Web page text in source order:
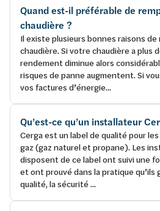
Quand est-il préférable de
chaudière ?
Il existe plusieurs bonnes raisons
chaudière. Si votre chaudière a plus
rendement diminue alors
risques de panne augmentent. Si
vos factures d’énergie...
Qu’est-ce qu’un installateur
Cerga est un label de qualité pour
gaz (gaz naturel et propane). Les
disposent de ce label ont suivi une
et ont prouvé dans la pratique qu’ils
qualité, la sécurité ...